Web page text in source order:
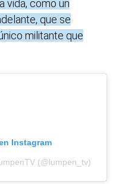
vida, como un
que se
militante que
Instagram
(@lumpen_tv)